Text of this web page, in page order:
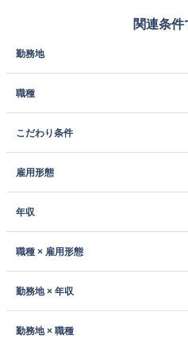
関連条件
勤務地
職種
こだわり条件
雇用形態
年収
職種 × 雇用形態
勤務地 × 年収
勤務地 × 職種